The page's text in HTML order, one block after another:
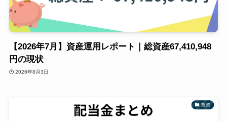
【2026年7月】資産運用レポート｜総資産67,410,948
円の現状
2026年8月3日
投資